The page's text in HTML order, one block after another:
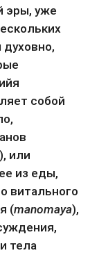
эры, уже
собой
), или
из еды,
витального
(manomaya),
тела